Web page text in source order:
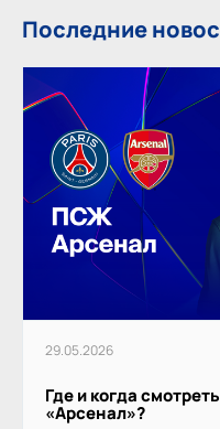
Последние
29.05.2026
Где и когда
«Арсенал»?